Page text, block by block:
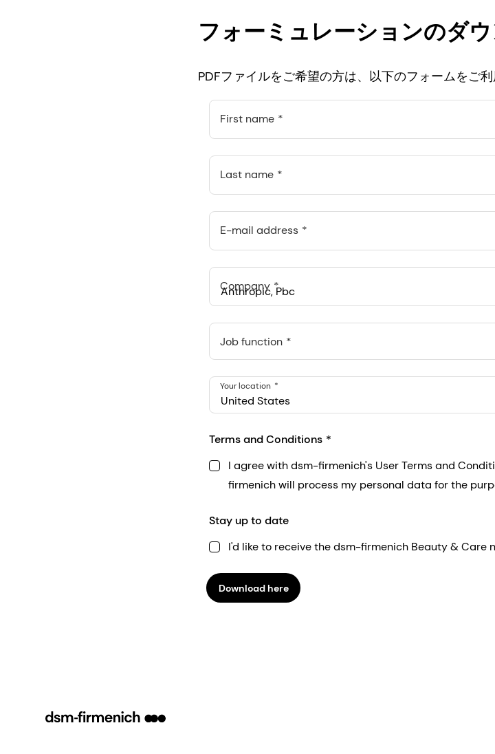
フォーミュレーションのダ
PDFファイルをご希望の方は、以下のフォームをご利
First name
Last name
E-mail address
Company
Anthropic, PBC
548 Market St Pmb 90375, San Francisco, California, US
Job function
United States
Your location
Terms and Conditions
I agree with dsm-firmenich's User Terms and
firmenich will process my personal data for the
Stay up to date
I'd like to receive the dsm-firmenich Beauty & Care
Download here